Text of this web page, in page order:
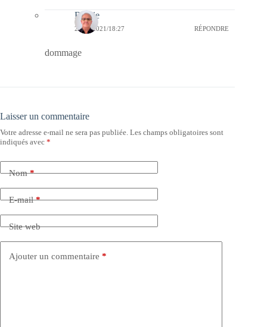
Bernie
27/08/2021/18:27 RÉPONDRE
dommage
Laisser un commentaire
Votre adresse e-mail ne sera pas publiée. Les champs obligatoires sont
indiqués avec *
Nom*
E-mail*
Site web
Ajouter un commentaire *